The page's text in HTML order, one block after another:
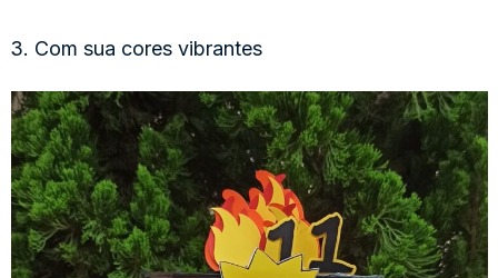
3. Com sua cores vibrantes